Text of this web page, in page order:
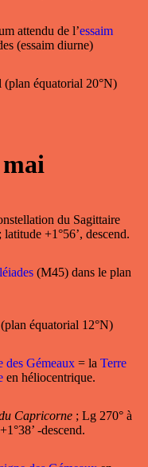
attendu de l’essaim
(essaim diurne)
équatorial 20°N)
du Sagittaire
+1°56’, descend.
(M45) dans le plan
équatorial 12°N)
des Gémeaux= la Terre
en héliocentrique.
Capricorne; Lg 270° à
-descend.